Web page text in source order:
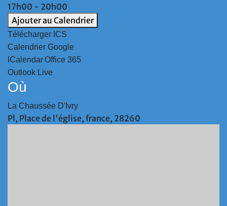
17h00 - 20h00
Ajouter au Calendrier
Télécharger ICS
Calendrier Google
ICalendarOffice 365
Outlook Live
Où
La Chaussée D'Ivry
Pl, Place de l'église, france, 28260